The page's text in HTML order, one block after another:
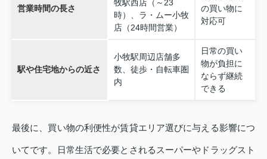
営業時間の長さ
牧駅西店（～23
時）、ラ・ムー小牧
店（24時間営業）
の買い物に
対応可
駅や住宅地からの近さ
小牧駅周辺店舗多
数、徒歩・自転車圏
内
日常の買い
物が負担に
ならず継続
できる
最後に、買い物の利便性が賃貸エリア選びに与える影響につ
いてです。日常生活で必要とされるスーパーやドラッグスト